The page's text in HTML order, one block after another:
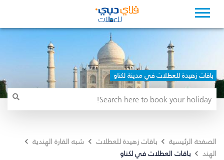
باقات زهيدة للعطلات في مدينة لكناو
الصفحة الرئيسية باقات زهيدة للعطلات
شبه القارة الهندية
الهند
باقات العطلات في لكناو